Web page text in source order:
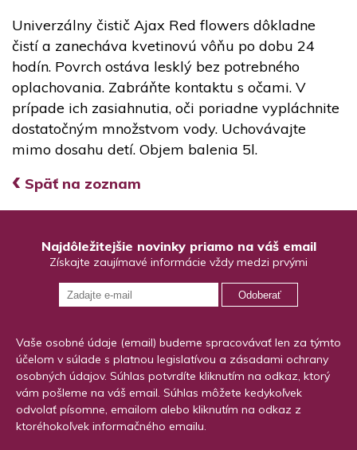
Univerzálny čistič Ajax Red flowers dôkladne
čistí a zanecháva kvetinovú vôňu po dobu 24
hodín. Povrch ostáva lesklý bez potrebného
oplachovania. Zabráňte kontaktu s očami. V
prípade ich zasiahnutia, oči poriadne vypláchnite
dostatočným množstvom vody. Uchovávajte
mimo dosahu detí. Objem balenia 5l.
‹ Späť na zoznam
Najdôležitejšie novinky priamo na váš email
Získajte zaujímavé informácie vždy medzi prvými
Odoberať
Vaše osobné údaje (email) budeme spracovávať len za týmto
účelom v súlade s platnou legislatívou a zásadami ochrany
osobných údajov. Súhlas potvrdíte kliknutím na odkaz, ktorý
vám pošleme na váš email. Súhlas môžete kedykoľvek
odvolať písomne, emailom alebo kliknutím na odkaz z
ktoréhokoľvek informačného emailu.